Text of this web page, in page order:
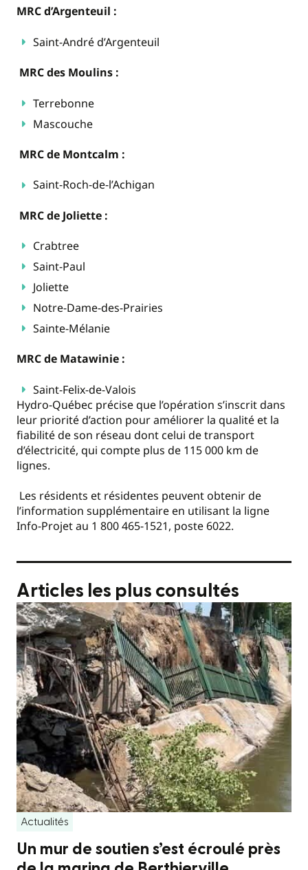
MRC d’Argenteuil :
Saint-André d’Argenteuil
MRC des Moulins :
Terrebonne
Mascouche
MRC de Montcalm :
Saint-Roch-de-l’Achigan
MRC de Joliette :
Crabtree
Saint-Paul
Joliette
Notre-Dame-des-Prairies
Sainte-Mélanie
MRC de Matawinie :
Saint-Felix-de-Valois
Hydro-Québec précise que l’opération s’inscrit dans
leur priorité d’action pour améliorer la qualité et la
fiabilité de son réseau dont celui de transport
d’électricité, qui compte plus de 115 000 km de
lignes.
Les résidents et résidentes peuvent obtenir de
l’information supplémentaire en utilisant la ligne
Info-Projet au 1 800 465-1521, poste 6022.
Articles les plus consultés
Actualités
Un mur de soutien s’est écroulé près